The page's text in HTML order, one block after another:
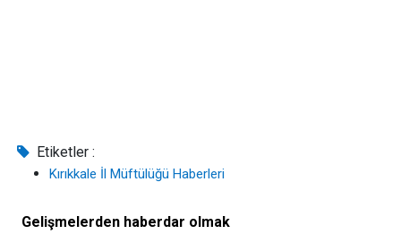
Etiketler :
Kırıkkale İl Müftülüğü Haberleri
Gelişmelerden haberdar olmak